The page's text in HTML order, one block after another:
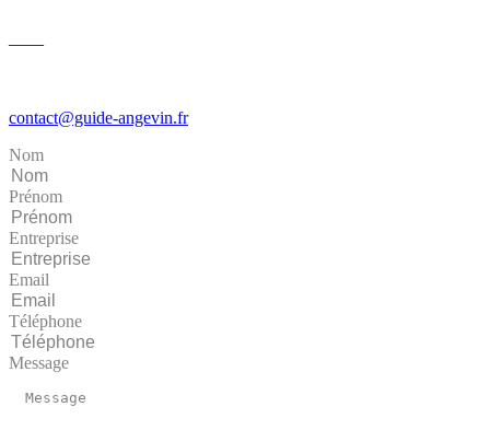
––––
contact@guide-angevin.fr
Nom
Prénom
Entreprise
Email
Téléphone
Message